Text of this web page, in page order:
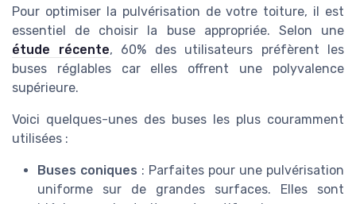
Pour optimiser la pulvérisation de votre toiture, il est
essentiel de choisir la buse appropriée. Selon une
étude récente, 60% des utilisateurs préfèrent les
buses réglables car elles offrent une polyvalence
supérieure.
Voici quelques-unes des buses les plus couramment
utilisées :
Buses coniques : Parfaites pour une pulvérisation
uniforme sur de grandes surfaces. Elles sont